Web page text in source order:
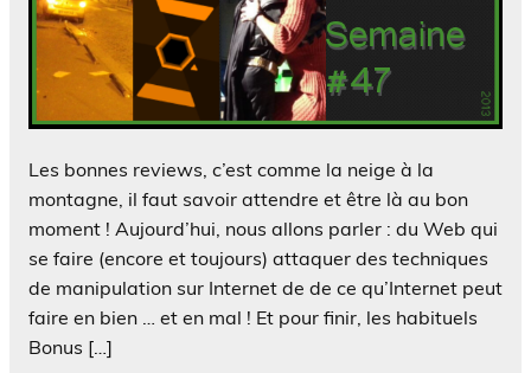
Les bonnes reviews, c’est comme la neige à la
montagne, il faut savoir attendre et être là au bon
moment ! Aujourd’hui, nous allons parler : du Web qui
se faire (encore et toujours) attaquer des techniques
de manipulation sur Internet de de ce qu’Internet peut
faire en bien … et en mal ! Et pour finir, les habituels
Bonus […]